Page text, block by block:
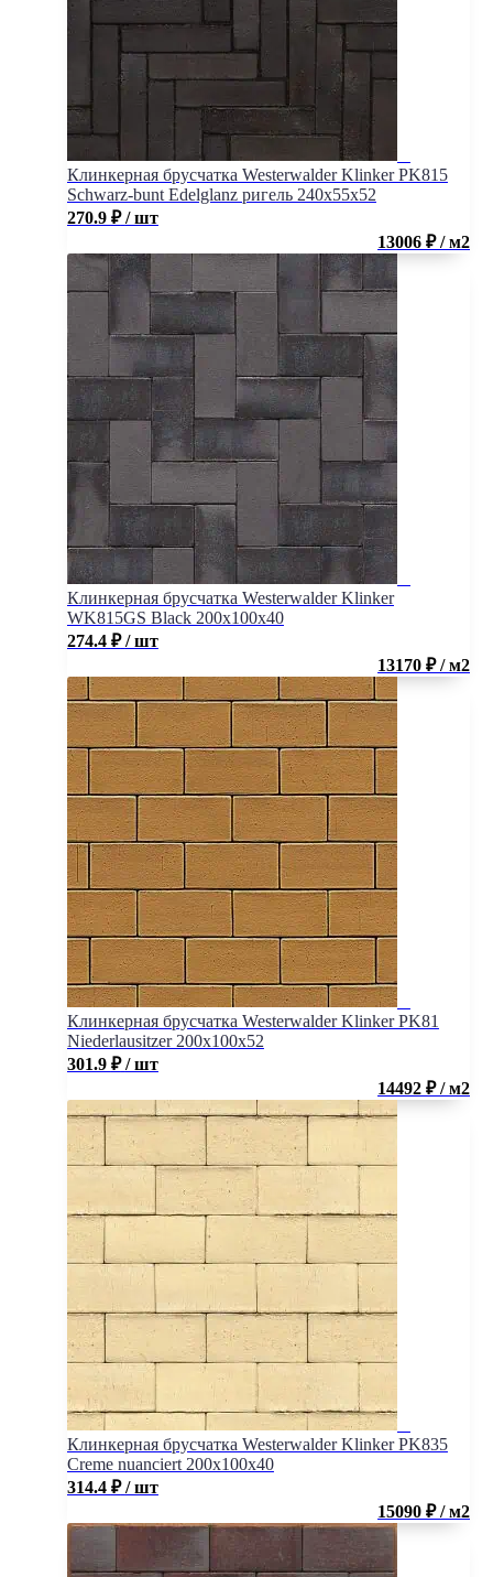
Клинкерная брусчатка Westerwalder Klinker PK815
Schwarz-bunt Edelglanz ригель 240x55x52
270.9 ₽ / шт
13006 ₽ / м2
Клинкерная брусчатка Westerwalder Klinker
WK815GS Black 200x100x40
274.4 ₽ / шт
13170 ₽ / м2
Клинкерная брусчатка Westerwalder Klinker PK81
Niederlausitzer 200x100x52
301.9 ₽ / шт
14492 ₽ / м2
Клинкерная брусчатка Westerwalder Klinker PK835
Creme nuanciert 200x100x40
314.4 ₽ / шт
15090 ₽ / м2